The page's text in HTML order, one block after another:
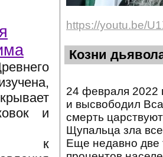
и
к
https://youtu.be/
Козни
24 февраля 2022
и высвободил
смерть
Щупальца зла
Еще недавно две